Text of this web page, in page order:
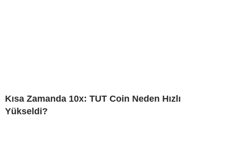
Kısa Zamanda 10x: TUT Coin Neden Hızlı
Yükseldi?